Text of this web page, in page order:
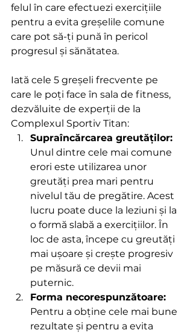
felul în care efectuezi exercițiile
pentru a evita greșelile comune
care pot să-ți pună în pericol
progresul și sănătatea.
Iată cele 5 greșeli frecvente pe
care le poți face în sala de fitness,
dezvăluite de experții de la
Complexul Sportiv Titan:
Supraîncărcarea greutăților:
Unul dintre cele mai comune
erori este utilizarea unor
greutăți prea mari pentru
nivelul tău de pregătire. Acest
lucru poate duce la leziuni și la
o formă slabă a exercițiilor. În
loc de asta, începe cu greutăți
mai ușoare și crește progresiv
pe măsură ce devii mai
puternic.
Forma necorespunzătoare:
Pentru a obține cele mai bune
rezultate și pentru a evita